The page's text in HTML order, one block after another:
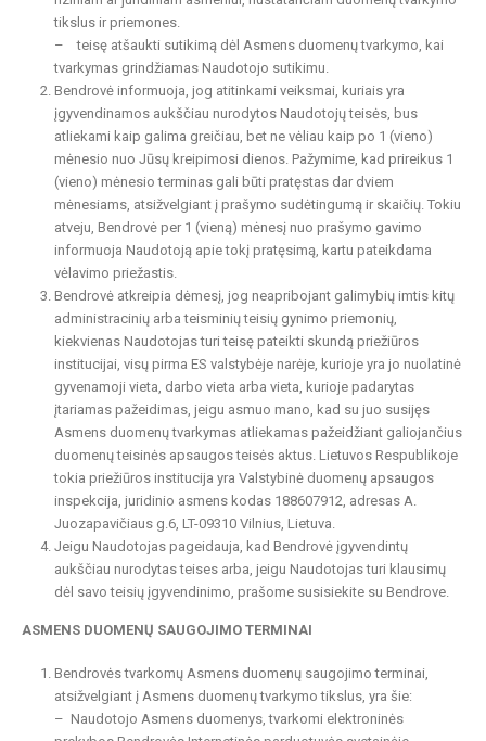
tikslus ir priemones.
– teisę atšaukti sutikimą dėl Asmens duomenų tvarkymo, kai
tvarkymas grindžiamas Naudotojo sutikimu.
Bendrovė informuoja, jog atitinkami veiksmai, kuriais yra
įgyvendinamos aukščiau nurodytos Naudotojų teisės, bus
atliekami kaip galima greičiau, bet ne vėliau kaip po 1 (vieno)
mėnesio nuo Jūsų kreipimosi dienos. Pažymime, kad prireikus 1
(vieno) mėnesio terminas gali būti pratęstas dar dviem
mėnesiams, atsižvelgiant į prašymo sudėtingumą ir skaičių. Tokiu
atveju, Bendrovė per 1 (vieną) mėnesį nuo prašymo gavimo
informuoja Naudotoją apie tokį pratęsimą, kartu pateikdama
vėlavimo priežastis.
Bendrovė atkreipia dėmesį, jog neapribojant galimybių imtis kitų
administracinių arba teisminių teisių gynimo priemonių,
kiekvienas Naudotojas turi teisę pateikti skundą priežiūros
institucijai, visų pirma ES valstybėje narėje, kurioje yra jo nuolatinė
gyvenamoji vieta, darbo vieta arba vieta, kurioje padarytas
įtariamas pažeidimas, jeigu asmuo mano, kad su juo susijęs
Asmens duomenų tvarkymas atliekamas pažeidžiant galiojančius
duomenų teisinės apsaugos teisės aktus. Lietuvos Respublikoje
tokia priežiūros institucija yra Valstybinė duomenų apsaugos
inspekcija, juridinio asmens kodas 188607912, adresas A.
Juozapavičiaus g.6, LT-09310 Vilnius, Lietuva.
Jeigu Naudotojas pageidauja, kad Bendrovė įgyvendintų
aukščiau nurodytas teises arba, jeigu Naudotojas turi klausimų
dėl savo teisių įgyvendinimo, prašome susisiekite su Bendrove.
ASMENS DUOMENŲ SAUGOJIMO TERMINAI
Bendrovės tvarkomų Asmens duomenų saugojimo terminai,
atsižvelgiant į Asmens duomenų tvarkymo tikslus, yra šie:
– Naudotojo Asmens duomenys, tvarkomi elektroninės